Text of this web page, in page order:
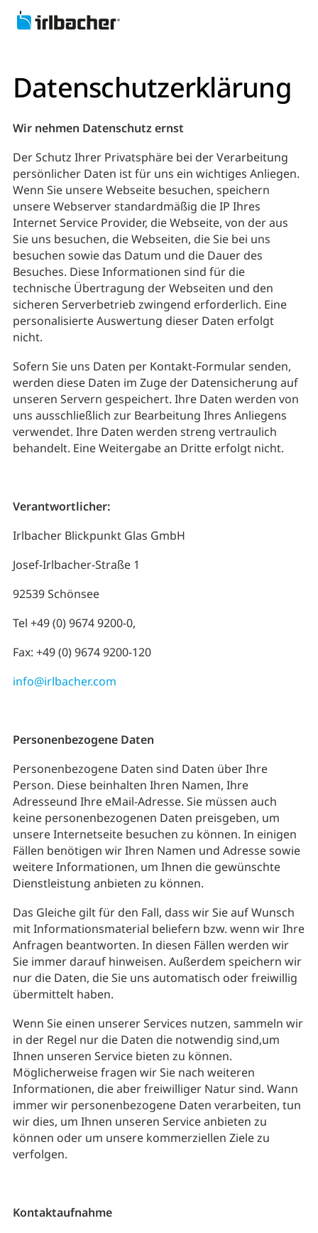
Datenschutz­erklärung
Wir nehmen Datenschutz ernst
Der Schutz Ihrer Privatsphäre bei der Verarbeitung
persönlicher Daten ist für uns ein wichtiges Anliegen.
Wenn Sie unsere Webseite besuchen, speichern
unsere Webserver standardmäßig die IP Ihres
Internet Service Provider, die Webseite, von der aus
Sie uns besuchen, die Webseiten, die Sie bei uns
besuchen sowie das Datum und die Dauer des
Besuches. Diese Informationen sind für die
technische Übertragung der Webseiten und den
sicheren Serverbetrieb zwingend erforderlich. Eine
personalisierte Auswertung dieser Daten erfolgt
nicht.
Sofern Sie uns Daten per Kontakt-Formular senden,
werden diese Daten im Zuge der Datensicherung auf
unseren Servern gespeichert. Ihre Daten werden von
uns ausschließlich zur Bearbeitung Ihres Anliegens
verwendet. Ihre Daten werden streng vertraulich
behandelt. Eine Weitergabe an Dritte erfolgt nicht.
Verantwortlicher:
Irlbacher Blickpunkt Glas GmbH
Josef-Irlbacher-Straße 1
92539 Schönsee
Tel +49 (0) 9674 9200-0,
Fax: +49 (0) 9674 9200-120
info@irlbacher.com
Personenbezogene Daten
Personenbezogene Daten sind Daten über Ihre
Person. Diese beinhalten Ihren Namen, Ihre
Adresseund Ihre eMail-Adresse. Sie müssen auch
keine personenbezogenen Daten preisgeben, um
unsere Internetseite besuchen zu können. In einigen
Fällen benötigen wir Ihren Namen und Adresse sowie
weitere Informationen, um Ihnen die gewünschte
Dienstleistung anbieten zu können.
Das Gleiche gilt für den Fall, dass wir Sie auf Wunsch
mit Informationsmaterial beliefern bzw. wenn wir Ihre
Anfragen beantworten. In diesen Fällen werden wir
Sie immer darauf hinweisen. Außerdem speichern wir
nur die Daten, die Sie uns automatisch oder freiwillig
übermittelt haben.
Wenn Sie einen unserer Services nutzen, sammeln wir
in der Regel nur die Daten die notwendig sind,um
Ihnen unseren Service bieten zu können.
Möglicherweise fragen wir Sie nach weiteren
Informationen, die aber freiwilliger Natur sind. Wann
immer wir personenbezogene Daten verarbeiten, tun
wir dies, um Ihnen unseren Service anbieten zu
können oder um unsere kommerziellen Ziele zu
verfolgen.
Kontaktaufnahme